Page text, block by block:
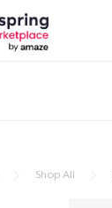
Shop All